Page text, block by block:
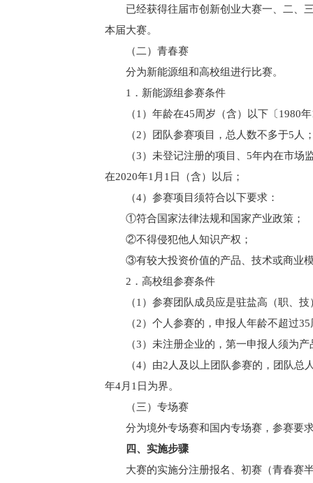
已经获得往届市创新创业大赛一、二、
本届大赛。
（二）青春赛
分为新能源组和高校组进行比赛。
1．新能源组参赛条件
（1）年龄在45周岁（含）以下〔1980
（2）团队参赛项目，总人数不多于5人
（3）未登记注册的项目、5年内在市
在2020年1月1日（含）以后；
（4）参赛项目须符合以下要求：
①符合国家法律法规和国家产业政策；
②不得侵犯他人知识产权；
③有较大投资价值的产品、技术或商业
2．高校组参赛条件
（1）参赛团队成员应是驻盐高（职、
（2）个人参赛的，申报人年龄不超过
（3）未注册企业的，第一申报人须为
（4）由2人及以上团队参赛的，团队
年4月1日为界。
（三）专场赛
分为境外专场赛和国内专场赛，参赛要
四、实施步骤
大赛的实施分注册报名、初赛（青春赛